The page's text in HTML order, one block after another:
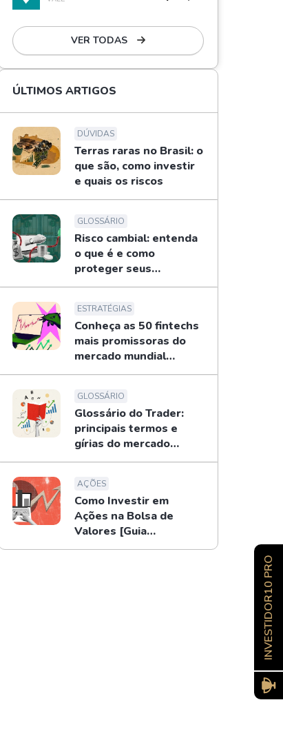
VER TODAS
ÚLTIMOS ARTIGOS
DÚVIDAS
Terras raras no Brasil: o
que são, como investir
e quais os riscos
GLOSSÁRIO
Risco cambial: entenda
o que é e como
proteger seus
investimentos
ESTRATÉGIAS
Conheça as 50 fintechs
mais promissoras do
mercado mundial
[2026]
GLOSSÁRIO
Glossário do Trader:
principais termos e
gírias do mercado
financeiro
AÇÕES
Como Investir em
Ações na Bolsa de
Valores [Guia
Completo]
INVESTIDOR10 PRO